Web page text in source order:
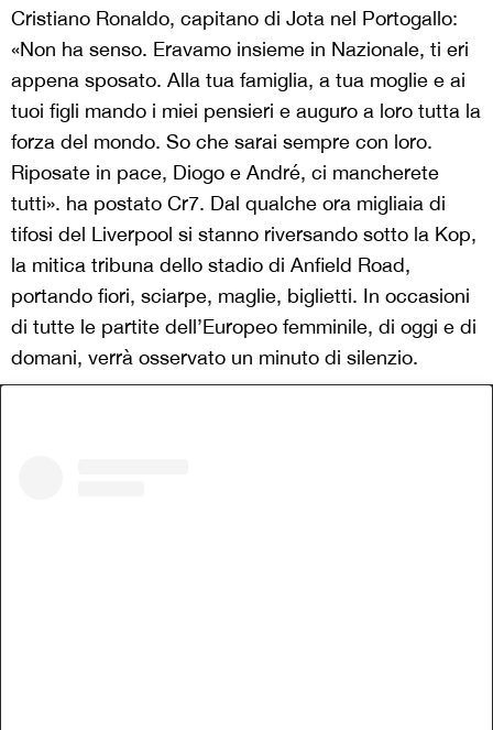
Cristiano Ronaldo, capitano di Jota nel Portogallo:
«Non ha senso. Eravamo insieme in Nazionale, ti eri
appena sposato. Alla tua famiglia, a tua moglie e ai
tuoi figli mando i miei pensieri e auguro a loro tutta la
forza del mondo. So che sarai sempre con loro.
Riposate in pace, Diogo e André, ci mancherete
tutti». ha postato Cr7. Dal qualche ora migliaia di
tifosi del Liverpool si stanno riversando sotto la Kop,
la mitica tribuna dello stadio di Anfield Road,
portando fiori, sciarpe, maglie, biglietti. In occasioni
di tutte le partite dell’Europeo femminile, di oggi e di
domani, verrà osservato un minuto di silenzio.